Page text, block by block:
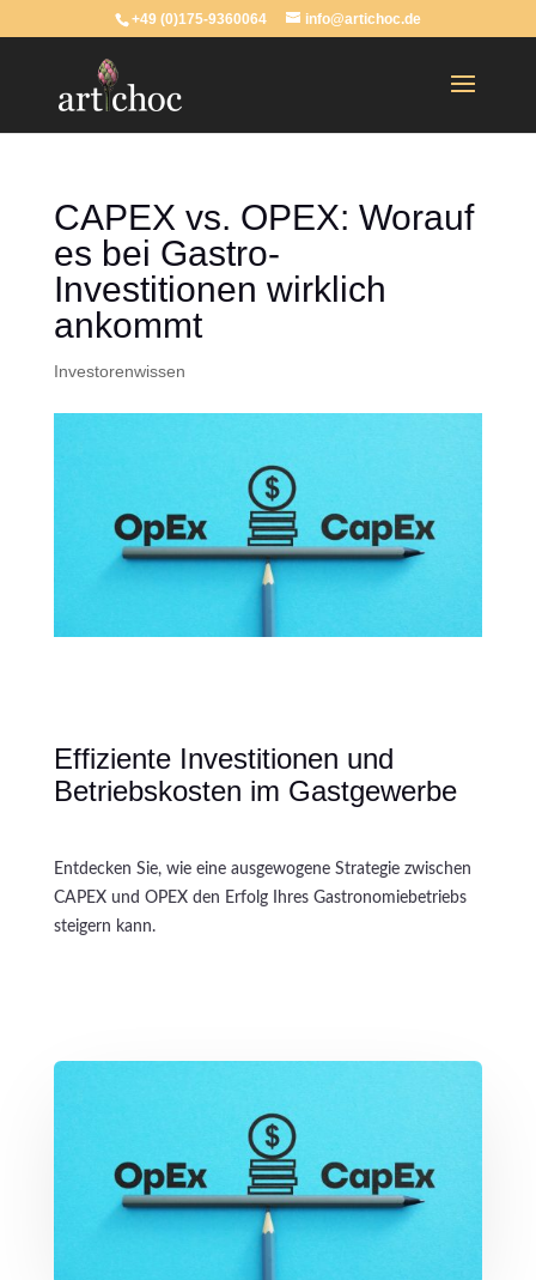
+49 (0)175-9360064 info@artichoc.de
CAPEX vs. OPEX: Worauf
es bei Gastro-
Investitionen wirklich
ankommt
Investorenwissen
Effiziente Investitionen und
Betriebskosten im Gastgewerbe
Entdecken Sie, wie eine ausgewogene Strategie zwischen
CAPEX und OPEX den Erfolg Ihres Gastronomiebetriebs
steigern kann.